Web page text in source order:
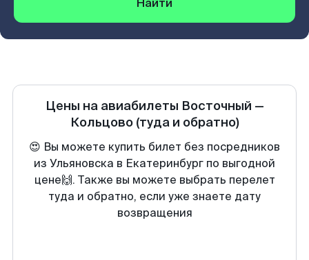
Найти
Цены на авиабилеты Восточный —
Кольцово (туда и обратно)
😍 Вы можете купить билет без посредников
из Ульяновска в Екатеринбург по выгодной
цене🙌. Также вы можете выбрать перелет
туда и обратно, если уже знаете дату
возвращения